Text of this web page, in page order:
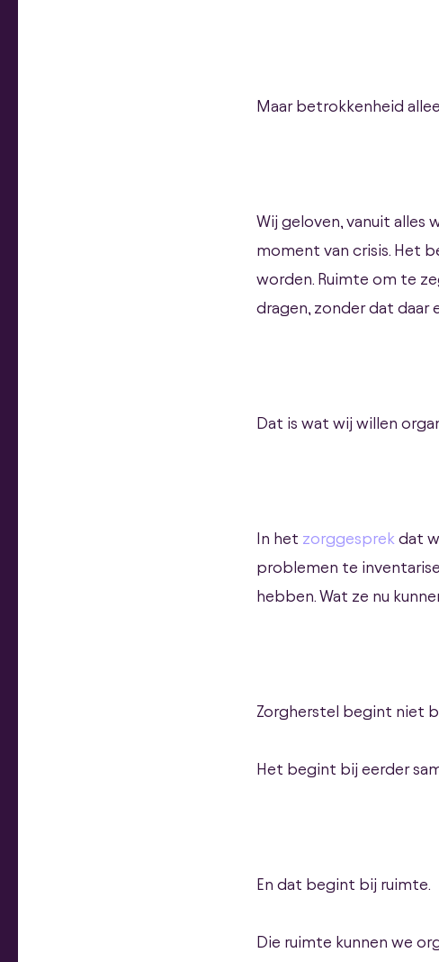
Maar betrokkenheid
Wij geloven, vanuit
moment van crisis. Het
worden. Ruimte om te
dragen, zonder dat daar
Dat is wat wij willen
In het zorggesprek dat
problemen te
hebben. Wat ze nu
Zorgherstel begint niet
Het begint bij eerder
En dat begint bij ruimte.
Die ruimte kunnen we